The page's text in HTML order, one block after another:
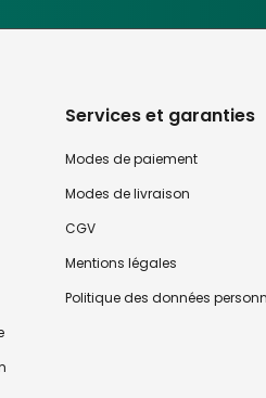
Services et garanties
Modes de paiement
Modes de livraison
CGV
Mentions légales
Politique des données